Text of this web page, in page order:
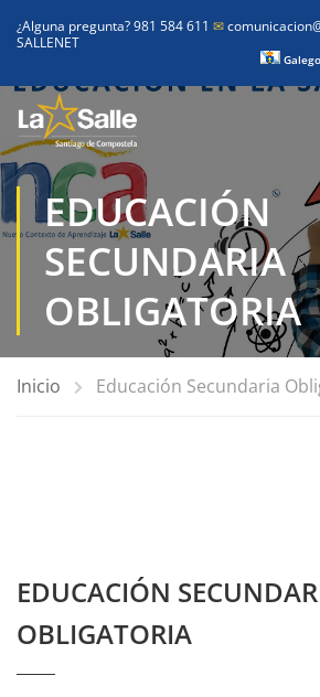
¿Alguna pregunta? 981 584 611 ✉
SALLENET
Galego
EDUCACIÓN
SECUNDARIA
OBLIGATORIA
Inicio Educación Secundaria
EDUCACIÓN
OBLIGATORIA